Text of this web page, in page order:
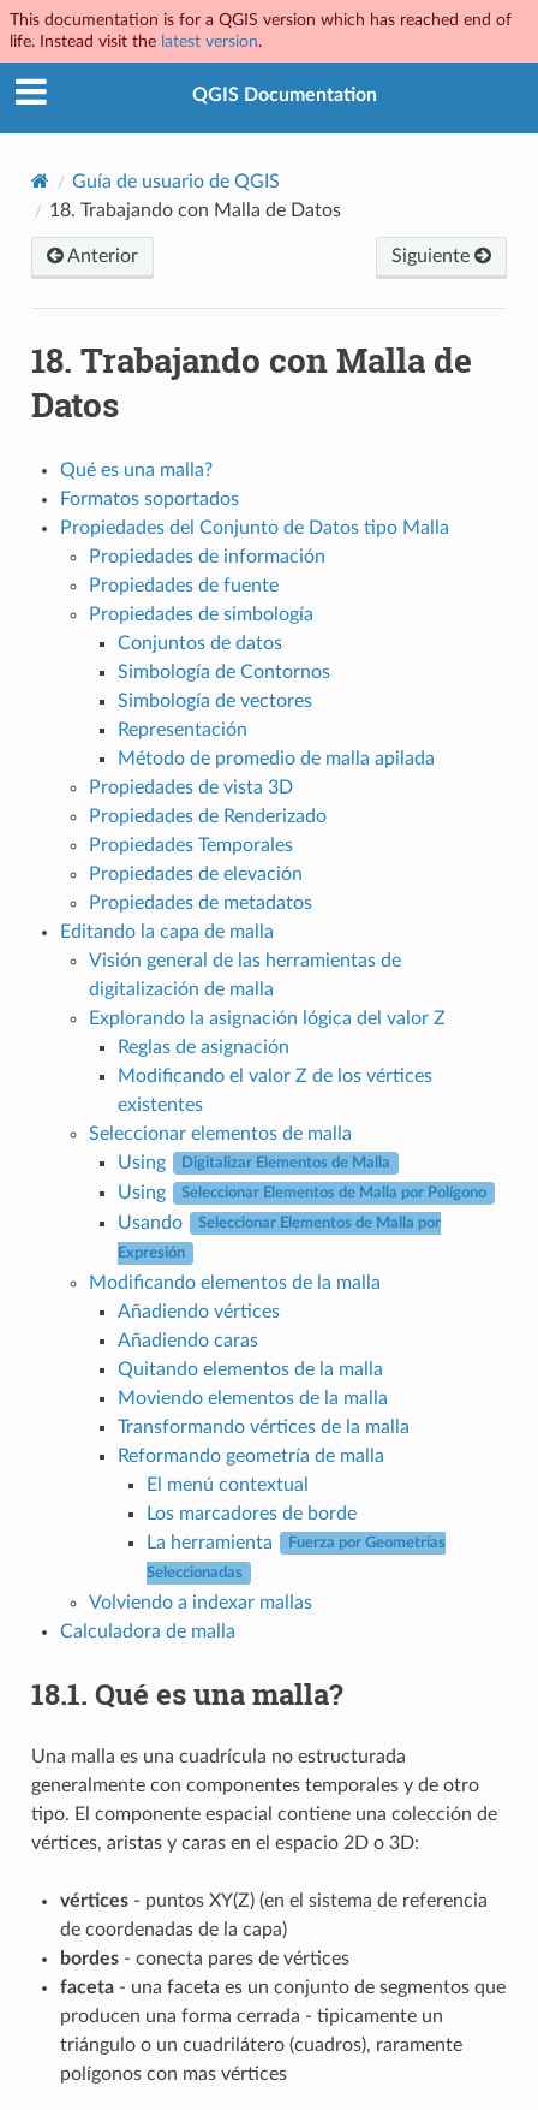
This documentation is for a QGIS version which has reached end of
life. Instead visit the latest version.
QGIS Documentation
Guía de usuario de QGIS
18. Trabajando con Malla de Datos
Anterior Siguiente
18. Trabajando con Malla de
Datos
Qué es una malla?
Formatos soportados
Propiedades del Conjunto de Datos tipo Malla
Propiedades de información
Propiedades de fuente
Propiedades de simbología
Conjuntos de datos
Simbología de Contornos
Simbología de vectores
Representación
Método de promedio de malla apilada
Propiedades de vista 3D
Propiedades de Renderizado
Propiedades Temporales
Propiedades de elevación
Propiedades de metadatos
Editando la capa de malla
Visión general de las herramientas de
digitalización de malla
Explorando la asignación lógica del valor Z
Reglas de asignación
Modificando el valor Z de los vértices
existentes
Seleccionar elementos de malla
Using
Digitalizar Elementos de Malla
Using Seleccionar Elementos de Malla por Polígono
Usando Seleccionar Elementos de Malla por
Expresión
Modificando elementos de la malla
Añadiendo vértices
Añadiendo caras
Quitando elementos de la malla
Moviendo elementos de la malla
Transformando vértices de la malla
Reformando geometría de malla
El menú contextual
Los marcadores de borde
La herramienta
Fuerza por Geometrías
Seleccionadas
Volviendo a indexar mallas
Calculadora de malla
18.1. Qué es una malla?
Una malla es una cuadrícula no estructurada
generalmente con componentes temporales y de otro
tipo. El componente espacial contiene una colección de
vértices, aristas y caras en el espacio 2D o 3D:
vértices- puntos XY(Z) (en el sistema de referencia
de coordenadas de la capa)
bordes- conecta pares de vértices
faceta- una faceta es un conjunto de segmentos que
producen una forma cerrada - tipicamente un
triángulo o un cuadrilátero (cuadros), raramente
polígonos con mas vértices